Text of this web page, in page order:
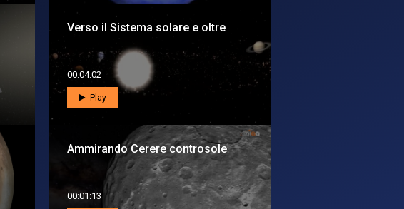
Verso il Sistema solare e oltre
00:04:02
Play
Ammirando Cerere controsole
00:01:13